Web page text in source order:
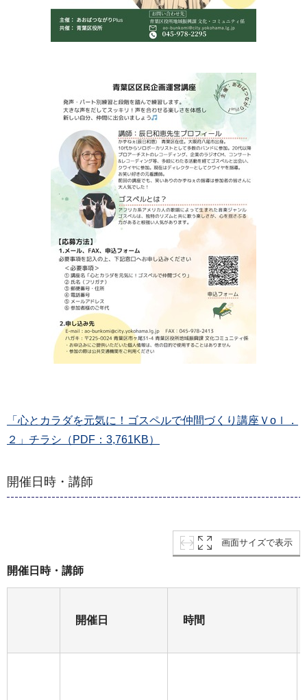
「心とカラダを元気に！ゴスペルで仲間づくり講座Ｖoｌ．
２」チラシ（PDF：3,761KB）
開催日時・講師
画面サイズで表示
開催日時・講師
開催日 時間